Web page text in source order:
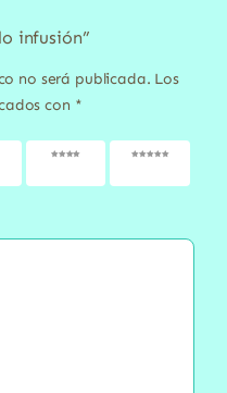
infusión”
no será publicada. Los
con *
4 de 5
5 de 5